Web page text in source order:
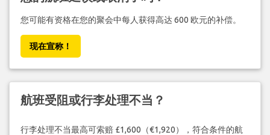
您可能有资格在您的聚会中每人获得高达 600 欧元的补偿。
现在宣称！
航班受阻或行李处理不当？
行李处理不当最高可索赔 £1,600（€1,920），符合条件的航